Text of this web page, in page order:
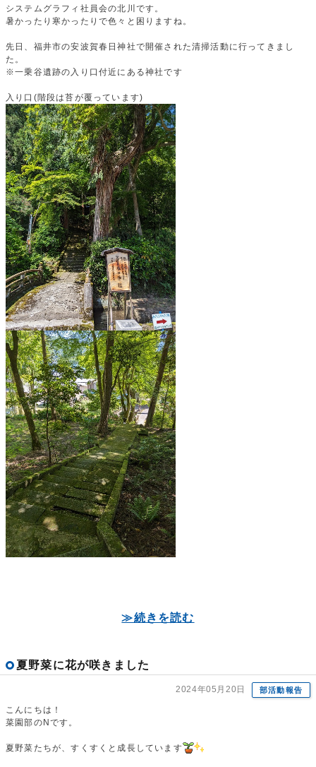
システムグラフィ社員会の北川です。
暑かったり寒かったりで色々と困りますね。
先日、福井市の安波賀春日神社で開催された清掃活動に行ってきまし
た。
※一乗谷遺跡の入り口付近にある神社です
入り口(階段は苔が覆っています)
≫続きを読む
夏野菜に花が咲きました
2024年05月20日 部活動報告
こんにちは！
菜園部のNです。
夏野菜たちが、すくすくと成長しています